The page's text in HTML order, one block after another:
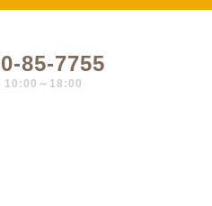
85-7755
～18:00